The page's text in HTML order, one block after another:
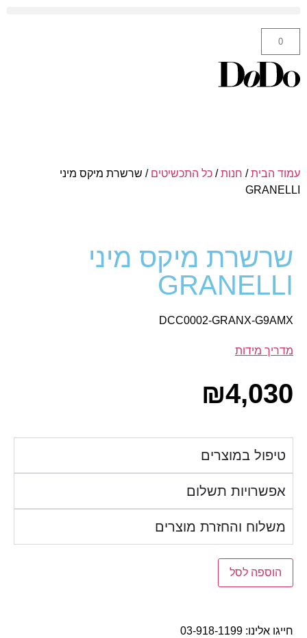
0
עמוד הבית/ חנות/ כל התכשיטים / שרשרת מיקס מיני
GRANELLI
שרשרת מיקס מיני
GRANELLI
DCC0002-GRANX-G9AMX
מדריך מידות
₪4,030
טיפול במוצרים
אפשרויות תשלום
משלוח והחזרת מוצרים
הוספה לסל
חייגו אלינו: 03-918-1199